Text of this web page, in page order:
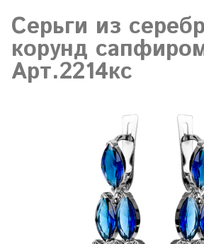
Серьги из
корунд
Арт.2214кс